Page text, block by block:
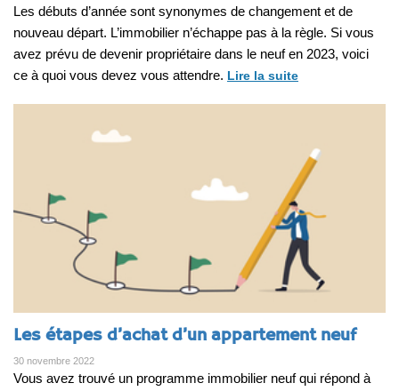
Les débuts d’année sont synonymes de changement et de
nouveau départ. L’immobilier n’échappe pas à la règle. Si vous
avez prévu de devenir propriétaire dans le neuf en 2023, voici
ce à quoi vous devez vous attendre. Lire la suite
Les étapes d’achat d’un appartement neuf
30 novembre 2022
Vous avez trouvé un programme immobilier neuf qui répond à